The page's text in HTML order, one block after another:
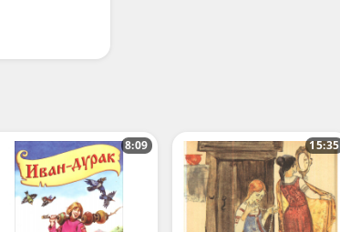
8:09 15:35